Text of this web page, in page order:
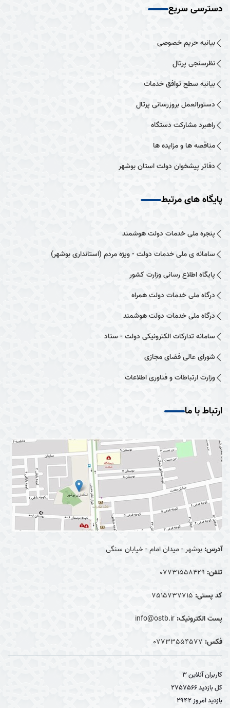
دسترسی سریع
بیانیه حریم خصوصی
نظرسنجی پرتال
بیانیه سطح توافق خدمات
دستورالعمل بروزرسانی پرتال
راهبرد مشارکت دستگاه
مناقصه ها و مزایده ها
دفاتر پیشخوان دولت استان بوشهر
پایگاه های مرتبط
پنجره ملی خدمات دولت هوشمند
سامانه ی ملی خدمات دولت - ویژه مردم (استانداری بوشهر)
پایگاه اطلاع رسانی وزارت کشور
درگاه ملی خدمات دولت همراه
درگاه ملی خدمات دولت هوشمند
سامانه تدارکات الکترونیکی دولت - ستاد
شورای عالی فضای مجازی
وزارت ارتباطات و فناوری اطلاعات
ارتباط با ما
آدرس: بوشهر - میدان امام - خیابان سنگی
تلفن: 07731558429
کد پستی: 7515737715
پست الکترونیک: info@ostb.ir
فکس: 07733554577
کاربران آنلاین3
کل بازدید2757566
بازدید امروز2942